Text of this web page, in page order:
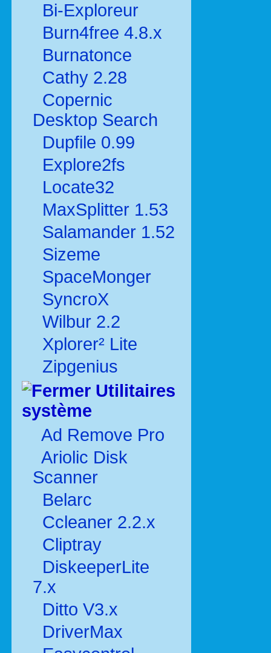
Bi-Exploreur
Burn4free 4.8.x
Burnatonce
Cathy 2.28
Copernic
Desktop Search
Dupfile 0.99
Explore2fs
Locate32
MaxSplitter 1.53
Salamander 1.52
Sizeme
SpaceMonger
SyncroX
Wilbur 2.2
Xplorer² Lite
Zipgenius
Utilitaires
système
Ad Remove Pro
Ariolic Disk
Scanner
Belarc
Ccleaner 2.2.x
Cliptray
DiskeeperLite
7.x
Ditto V3.x
DriverMax